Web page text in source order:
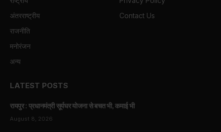
अंतरराष्ट्रीय
राजनीति
मनोरंजन
अन्य
Contact Us
LATEST POSTS
रायपुर : प्रधानमंत्री सूर्यघर योजना से बचत भी, कमाई भी
August 8, 2026